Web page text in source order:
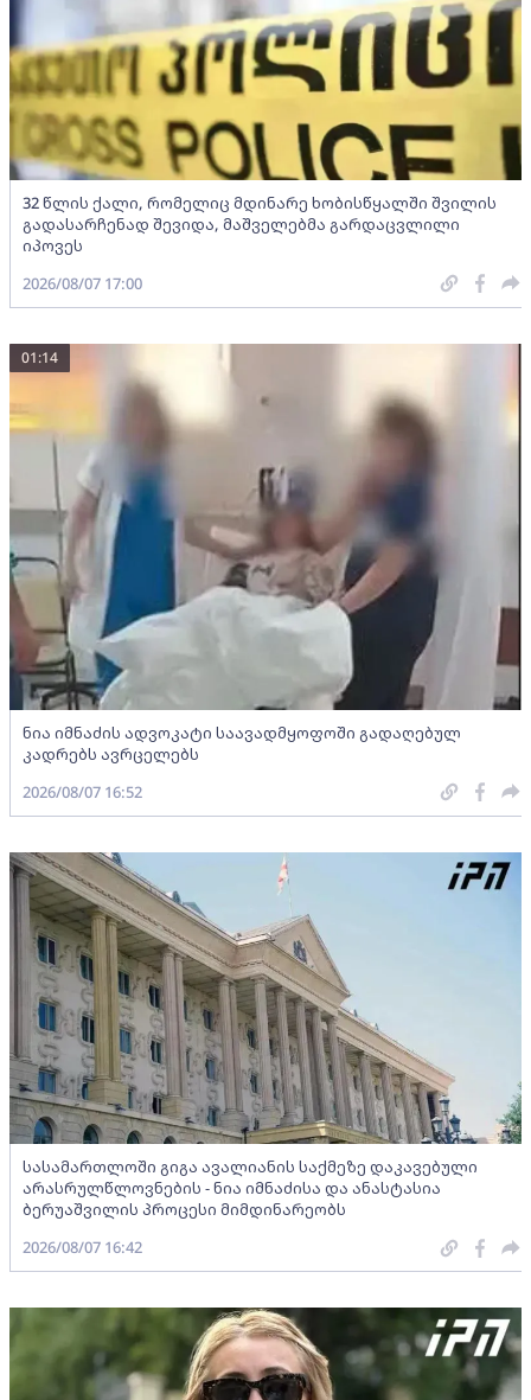
32 წლის ქალი, რომელიც მდინარე ხობისწყალში შვილის
გადასარჩენად შევიდა, მაშველებმა გარდაცვლილი
იპოვეს
2026/08/07 17:00
ნია იმნაძის ადვოკატი საავადმყოფოში გადაღებულ
კადრებს ავრცელებს
01:14
2026/08/07 16:52
სასამართლოში გიგა ავალიანის საქმეზე დაკავებული
არასრულწლოვნების - ნია იმნაძისა და ანასტასია
ბერუაშვილის პროცესი მიმდინარეობს
2026/08/07 16:42